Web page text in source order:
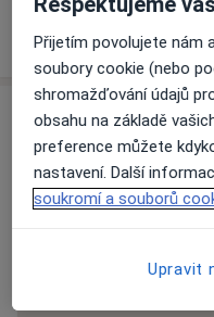
Názory
Přijetím povolujete nám
soubory cookie (nebo
shromažďování údajů
obsahu na základě
preference můžete
nastavení. Další
soukromí a souborů
Upravit